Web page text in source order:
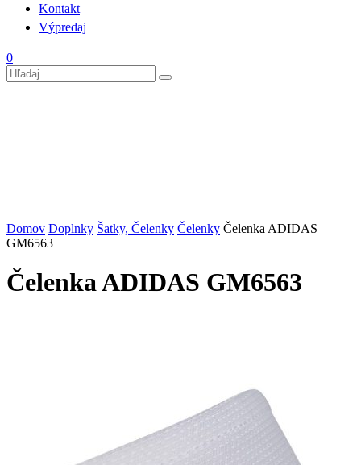
Kontakt
Výpredaj
0
Domov Doplnky Šatky, Čelenky Čelenky Čelenka ADIDAS
GM6563
Čelenka ADIDAS GM6563